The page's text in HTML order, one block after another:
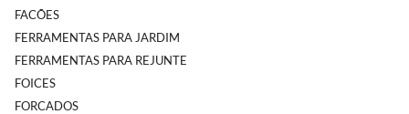
FACÕES
FERRAMENTAS PARA JARDIM
FERRAMENTAS PARA REJUNTE
FOICES
FORCADOS